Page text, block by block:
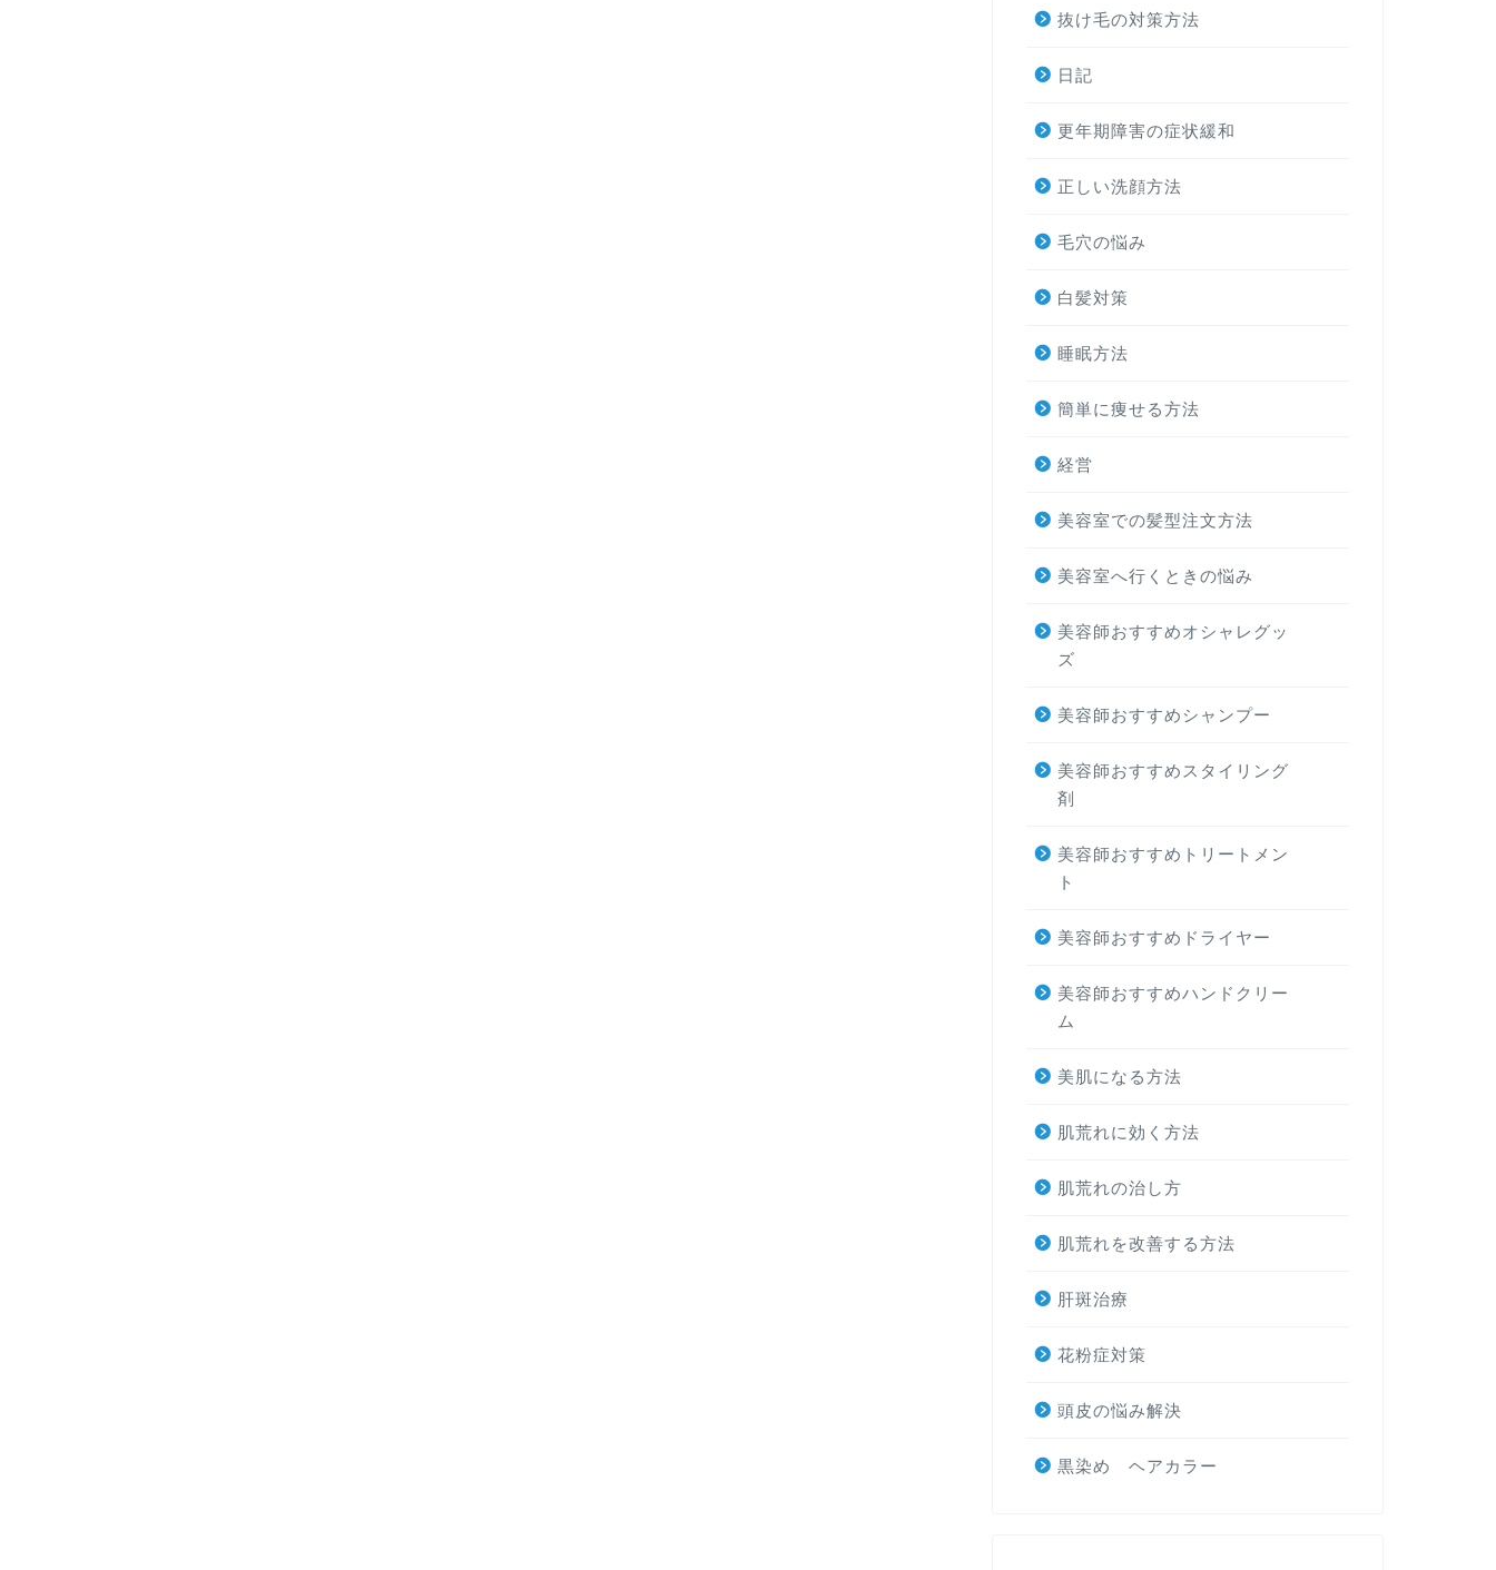
抜け毛の対策方法
日記
更年期障害の症状緩和
正しい洗顔方法
毛穴の悩み
白髪対策
睡眠方法
簡単に痩せる方法
経営
美容室での髪型注文方法
美容室へ行くときの悩み
美容師おすすめオシャレグッ
ズ
美容師おすすめシャンプー
美容師おすすめスタイリング
剤
美容師おすすめトリートメン
ト
美容師おすすめドライヤー
美容師おすすめハンドクリー
ム
美肌になる方法
肌荒れに効く方法
肌荒れの治し方
肌荒れを改善する方法
肝斑治療
花粉症対策
頭皮の悩み解決
黒染め ヘアカラー